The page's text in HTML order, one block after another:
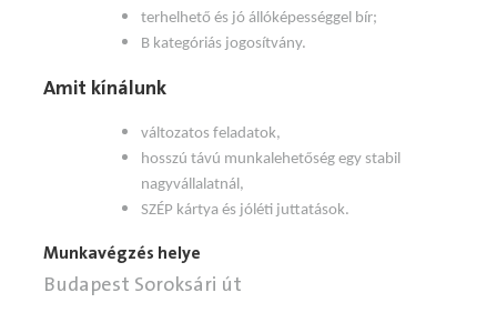
terhelhető és jó állóképességgel bír;
B kategóriás jogosítvány.
Amit kínálunk
változatos feladatok,
hosszú távú munkalehetőség egy stabil
nagyvállalatnál,
SZÉP kártya és jóléti juttatások.
Munkavégzés helye
Budapest Soroksári út